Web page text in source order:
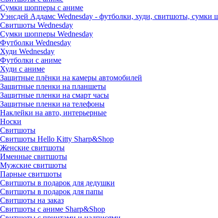
Сумки шопперы с аниме
Уэнсдей Аддамс Wednesday - футболки, худи, свитшоты, сумки
Свитшоты Wednesday
Сумки шопперы Wednesday
Футболки Wednesday
Худи Wednesday
Футболки с аниме
Худи с аниме
Защитные плёнки на камеры автомобилей
Защитные пленки на планшеты
Защитные пленки на смарт часы
Защитные пленки на телефоны
Наклейки на авто, интерьерные
Носки
Свитшоты
Cвитшоты Hello Kitty Sharp&Shop
Женские свитшоты
Именные свитшоты
Мужские свитшоты
Парные свитшоты
Свитшоты в подарок для дедушки
Свитшоты в подарок для папы
Свитшоты на заказ
Свитшоты с аниме Sharp&Shop